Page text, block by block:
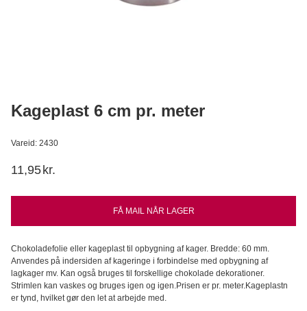
Kageplast 6 cm pr. meter
Vareid: 2430
11,95 kr.
FÅ MAIL NÅR LAGER
Chokoladefolie eller kageplast til opbygning af kager. Bredde: 60 mm.
Anvendes på indersiden af kageringe i forbindelse med opbygning af
lagkager mv. Kan også bruges til forskellige chokolade dekorationer.
Strimlen kan vaskes og bruges igen og igen.Prisen er pr. meter.Kageplastn
er tynd, hvilket gør den let at arbejde med.